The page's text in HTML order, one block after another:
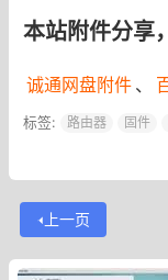
本站附件分享
诚通网盘附件 、
标签: 路由器 固件
上一页